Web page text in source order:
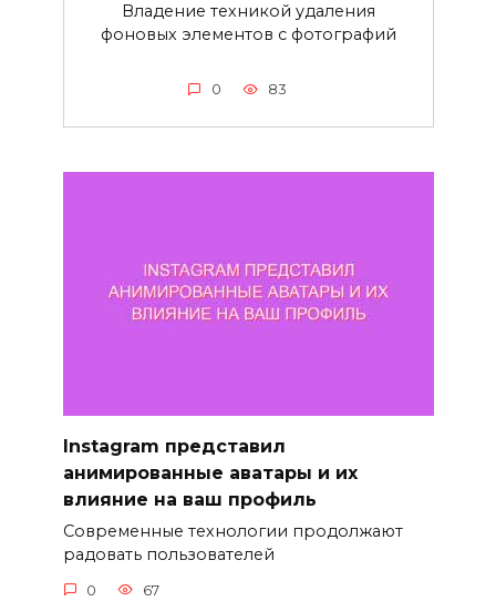
Владение техникой удаления
фоновых элементов с фотографий
0 83
Instagram представил
анимированные аватары и их
влияние на ваш профиль
Современные технологии продолжают
радовать пользователей
0 67